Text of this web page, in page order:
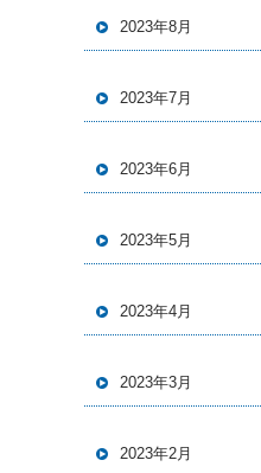
2023年8月
2023年7月
2023年6月
2023年5月
2023年4月
2023年3月
2023年2月